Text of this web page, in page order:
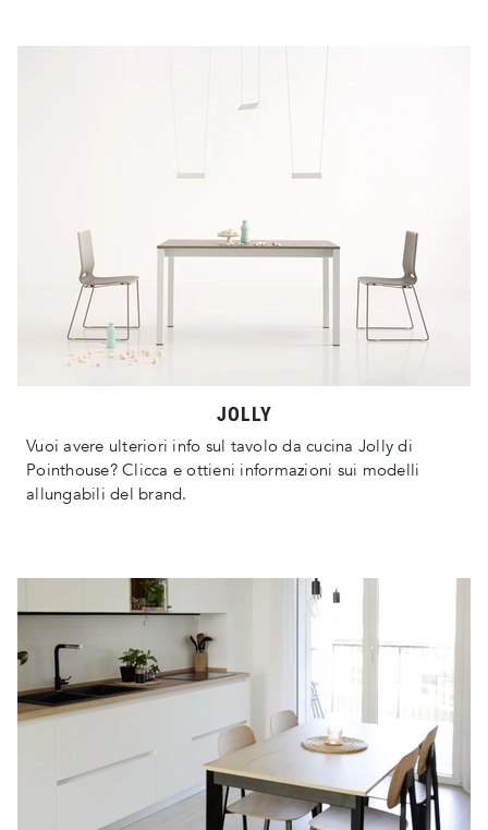
JOLLY
Vuoi avere ulteriori info sul tavolo da cucina Jolly di
Pointhouse? Clicca e ottieni informazioni sui modelli
allungabili del brand.